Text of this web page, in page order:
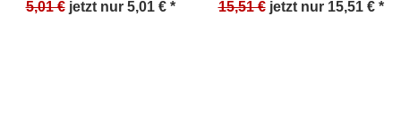
NEU #W664 - K4
5,01 € jetzt nur 5,01 € *
100834 NEU #W619-K4
15,51 € jetzt nur 15,51 € *